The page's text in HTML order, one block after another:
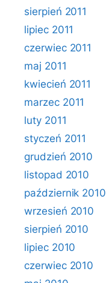
sierpień 2011
lipiec 2011
czerwiec 2011
maj 2011
kwiecień 2011
marzec 2011
luty 2011
styczeń 2011
grudzień 2010
listopad 2010
październik 2010
wrzesień 2010
sierpień 2010
lipiec 2010
czerwiec 2010